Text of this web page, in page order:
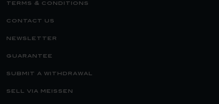
terms & conditions
contact us
newsletter
guarantee
submit a withdrawal
sell via meissen